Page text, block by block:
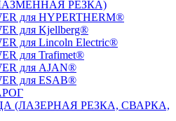
РЕЗКА)
для HYPERTHERM®
для Kjellberg®
для Lincoln Electric®
для Trafimet®
для AJAN®
для ESAB®
(ЛАЗЕРНАЯ РЕЗКА, СВАРКА,